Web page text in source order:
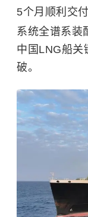
5个月顺利交
系统全谱系装
中国LNG船关
破。